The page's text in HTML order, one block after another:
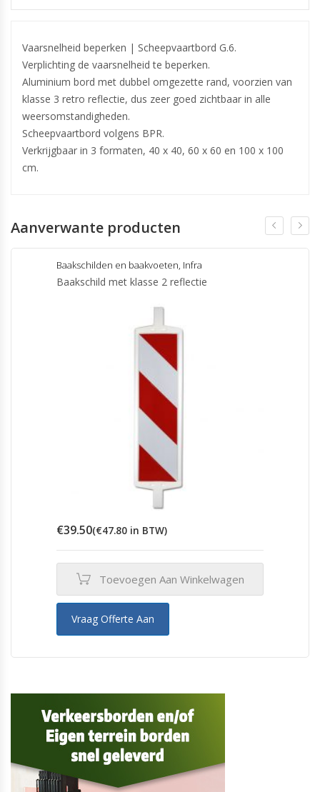
Vaarsnelheid beperken | Scheepvaartbord G.6.
Verplichting de vaarsnelheid te beperken.
Aluminium bord met dubbel omgezette rand, voorzien van
klasse 3 retro reflectie, dus zeer goed zichtbaar in alle
weersomstandigheden.
Scheepvaartbord volgens BPR.
Verkrijgbaar in 3 formaten, 40 x 40, 60 x 60 en 100 x 100
cm.
Aanverwante producten
Baakschilden en baakvoeten, Infra
Baakschild met klasse 2 reflectie
€39.50(€47.80 in BTW)
Toevoegen Aan Winkelwagen
Vraag Offerte Aan